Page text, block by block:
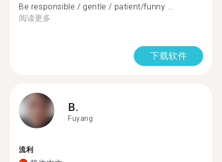
Be responsible / gentle / patient/funny ...
阅读更多
下载软件
B.
Fuyang
流利